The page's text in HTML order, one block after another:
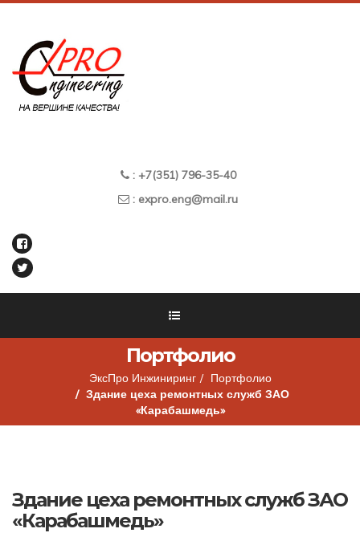
: +7(351) 796-35-40
: expro.eng@mail.ru
Портфолио
ЭксПро Инжиниринг
Портфолио
Здание цеха ремонтных служб ЗАО
«Карабашмедь»
Здание цеха ремонтных служб ЗАО
«Карабашмедь»